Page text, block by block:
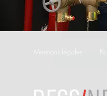
Mentions légales